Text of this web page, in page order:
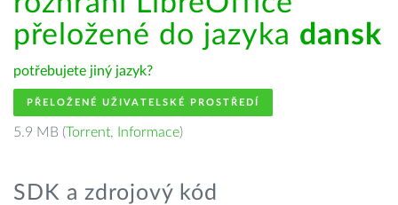
přeložené do jazyka dansk
potřebujete jiný jazyk?
PŘELOŽENÉ UŽIVATELSKÉ PROSTŘEDÍ
5.9 MB (Torrent, Informace)
SDK a zdrojový kód